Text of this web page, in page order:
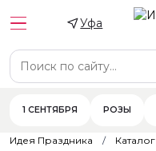
Уфа
1 СЕНТЯБРЯ РОЗЫ
Идея Праздника Каталог